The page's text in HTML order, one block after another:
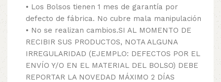
• Los Bolsos tienen 1 mes de garantía por
defecto de fábrica. No cubre mala manipulación
• No se realizan cambios.SI AL MOMENTO DE
RECIBIR SUS PRODUCTOS, NOTA ALGUNA
IRREGULARIDAD (EJEMPLO: DEFECTOS POR EL
ENVÍO Y/O EN EL MATERIAL DEL BOLSO) DEBE
REPORTAR LA NOVEDAD MÁXIMO 2 DÍAS